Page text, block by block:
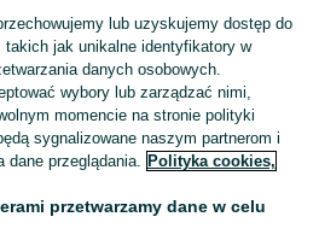
Skorzystaj z największego serwisu ogłoszeniowego w Polsce! Kupuj to, czego pragniesz i sprzedawaj to, czego już nie potrzebujesz!
lub uzyskujemy dostęp do
takich jak unikalne identyfikatory w
danych osobowych.
wybory lub zarządzać nimi,
momencie na stronie polityki
sygnalizowane naszym partnerom i
dane przeglądania. Polityka cookies,
przetwarzamy dane w celu